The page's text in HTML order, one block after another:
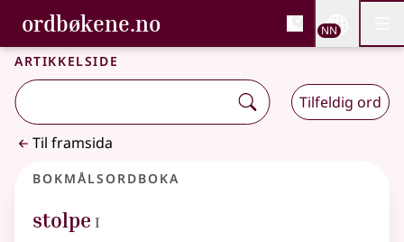
Gå til hovudinnhald
Tilgjenge
ordbøkene.no, Bokmålsordboka og
Bokmålsordboka og Nynorskordboka
NN
Artikkelside
Tilfeldig ord
Til framsida
Bokmålsordboka
stolpe 1
I